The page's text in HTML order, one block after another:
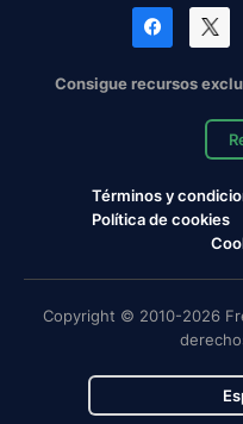
Consigue recursos
Términos y
Política de cookies
Copyright © 2010-2026